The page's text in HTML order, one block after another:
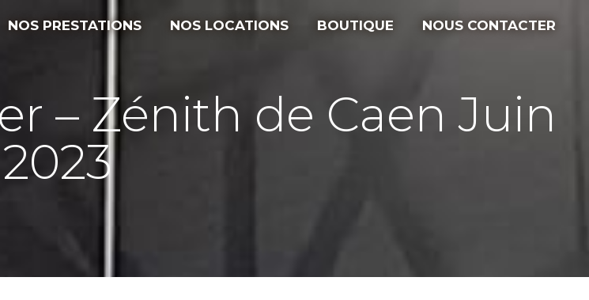
NOS PRESTATIONS NOS LOCATIONS BOUTIQUE NOUS CONTACTER
– Zénith de Caen Juin
2023